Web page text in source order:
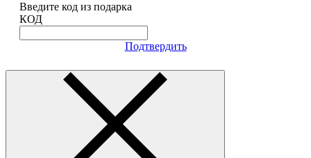
Введите код из подарка
КОД
Подтвердить